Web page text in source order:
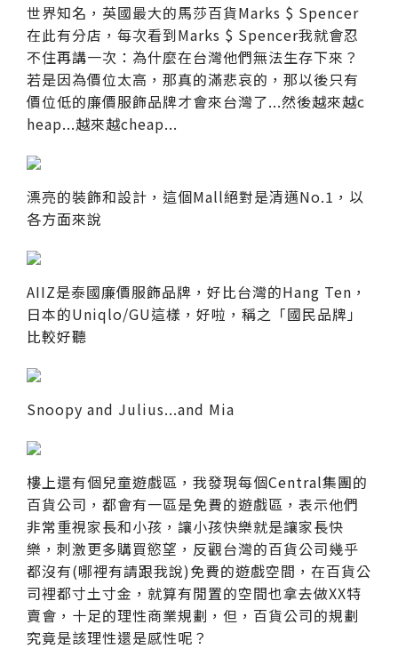
世界知名，英國最大的馬莎百貨Marks $ Spencer
在此有分店，每次看到Marks $ Spencer我就會忍
不住再講一次：為什麼在台灣他們無法生存下來？
若是因為價位太高，那真的滿悲哀的，那以後只有
價位低的廉價服飾品牌才會來台灣了...然後越來越c
heap...越來越cheap...
漂亮的裝飾和設計，這個Mall絕對是清邁No.1，以
各方面來說
AIIZ是泰國廉價服飾品牌，好比台灣的Hang Ten，
日本的Uniqlo/GU這樣，好啦，稱之「國民品牌」
比較好聽
Snoopy and Julius...and Mia
樓上還有個兒童遊戲區，我發現每個Central集團的
百貨公司，都會有一區是免費的遊戲區，表示他們
非常重視家長和小孩，讓小孩快樂就是讓家長快
樂，刺激更多購買慾望，反觀台灣的百貨公司幾乎
都沒有(哪裡有請跟我說)免費的遊戲空間，在百貨公
司裡都寸土寸金，就算有閒置的空間也拿去做XX特
賣會，十足的理性商業規劃，但，百貨公司的規劃
究竟是該理性還是感性呢？